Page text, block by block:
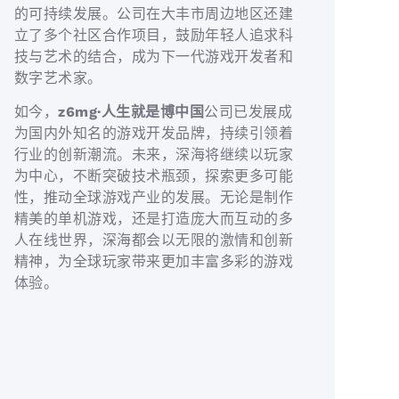
的可持续发展。公司在大丰市周边地区还建
立了多个社区合作项目，鼓励年轻人追求科
技与艺术的结合，成为下一代游戏开发者和
数字艺术家。
如今，z6mg·人生就是博中国公司已发展成
为国内外知名的游戏开发品牌，持续引领着
行业的创新潮流。未来，深海将继续以玩家
为中心，不断突破技术瓶颈，探索更多可能
性，推动全球游戏产业的发展。无论是制作
精美的单机游戏，还是打造庞大而互动的多
人在线世界，深海都会以无限的激情和创新
精神，为全球玩家带来更加丰富多彩的游戏
体验。